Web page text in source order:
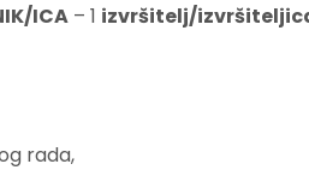
ICA – 1 izvršitelj/
rada,